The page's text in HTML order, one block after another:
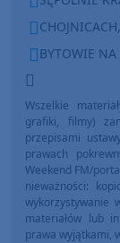
BYTOWIE NA
Wszelkie
grafiki, filmy)
przepisami
prawach
Weekend FM/
nieważności:
wykorzystywanie
materiałów lub
prawa wyjątkami,